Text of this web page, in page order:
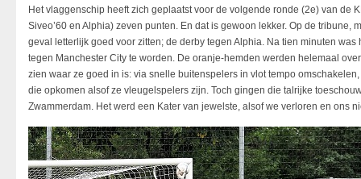
Het vlaggenschip heeft zich geplaatst voor de volgende ronde (2e) van de
Siveo’60 en Alphia) zeven punten. En dat is gewoon lekker. Op de tribune,
geval letterlijk goed voor zitten; de derby tegen Alphia. Na tien minuten
tegen Manchester City te worden. De oranje-hemden werden helemaal
zien waar ze goed in is: via snelle buitenspelers in vlot tempo
die opkomen alsof ze vleugelspelers zijn. Toch gingen die talrijke
Zwammerdam. Het werd een Kater van jewelste, alsof we verloren en ons